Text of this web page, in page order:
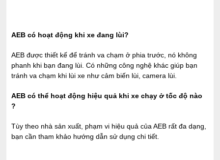
AEB có hoạt động khi xe đang lùi?
AEB được thiết kế để tránh va chạm ở phia trước, nó không
phanh khi bạn đang lùi. Có những công nghệ khác giúp bạn
tránh va chạm khi lùi xe như cảm biến lùi, camera lùi.
AEB có thể hoạt động hiệu quả khi xe chạy ở tốc độ nào
?
Tùy theo nhà sản xuất, phạm vi hiệu quả của AEB rất đa dạng,
bạn cần tham khảo hướng dẫn sử dụng chi tiết.